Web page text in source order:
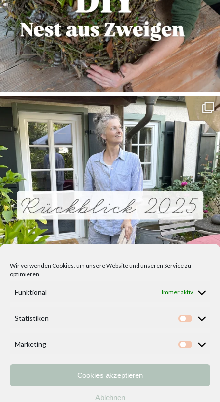
Wir verwenden Cookies, um unsere Website und unseren Service zu
optimieren.
Funktional Immer aktiv
Statistiken
Marketing
Cookies akzeptieren
Ablehnen
Kontakt